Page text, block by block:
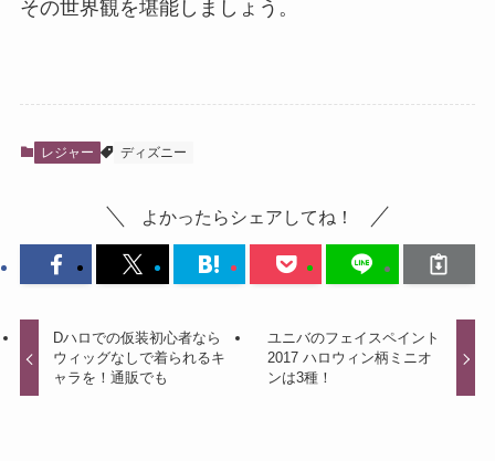
その世界観を堪能しましょう。
レジャー ディズニー
よかったらシェアしてね！
Dハロでの仮装初心者なら
ウィッグなしで着られるキ
ャラを！通販でも
ユニバのフェイスペイント
2017 ハロウィン柄ミニオ
ンは3種！